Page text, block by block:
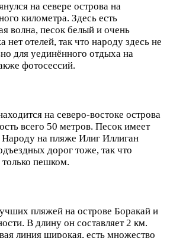
на севере острова на
километра. Здесь есть
волна, песок белый и очень
нет отелей, так что народу здесь не
для уединённого отдыха на
фотосессий.
на северо-востоке острова
всего 50 метров. Песок имеет
Народу на пляже Илиг Иллиган
дорог тоже, так что
пешком.
пляжей на острове Боракай и
В длину он составляет 2 км.
линия широкая, есть множество